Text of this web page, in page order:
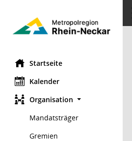
Startseite
Kalender
Organisation
Mandatsträger
Gremien